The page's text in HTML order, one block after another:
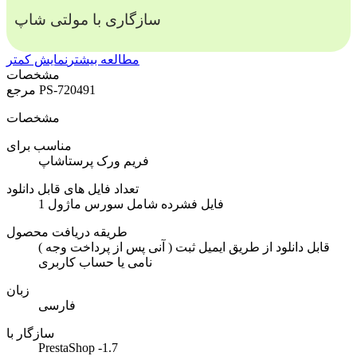
سازگاری با مولتی شاپ
مطالعه بیشتر نمایش کمتر
مشخصات
PS-720491
مشخصات
مناسب برای
فریم ورک پرستاشاپ
تعداد فایل های قابل دانلود
1 فایل فشرده شامل سورس ماژول
طریقه دریافت محصول
( آنی پس از پرداخت وجه ) قابل دانلود از طریق ایمیل ثبت
نامی یا حساب کاربری
زبان
فارسی
سازگار با
PrestaShop -1.7